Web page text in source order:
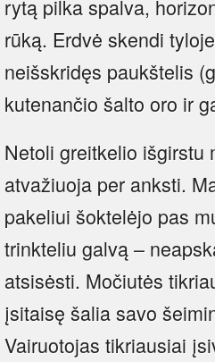
rytą pilka spalva,
rūką. Erdvė skendi
neišskridęs paukštelis
kutenančio šalto oro ir
Netoli greitkelio išgirstu
atvažiuoja per anksti.
pakeliui šoktelėjo pas
trinkteliu galvą –
atsisėsti. Močiutės
įsitaisę šalia savo
Vairuotojas tikriausiai